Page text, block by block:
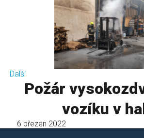
Další
Požár
vozíku v
6 březen 2022